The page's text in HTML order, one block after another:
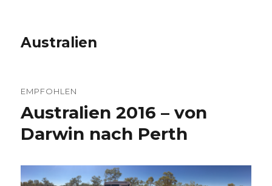
Australien
EMPFOHLEN
Australien 2016 – von
Darwin nach Perth